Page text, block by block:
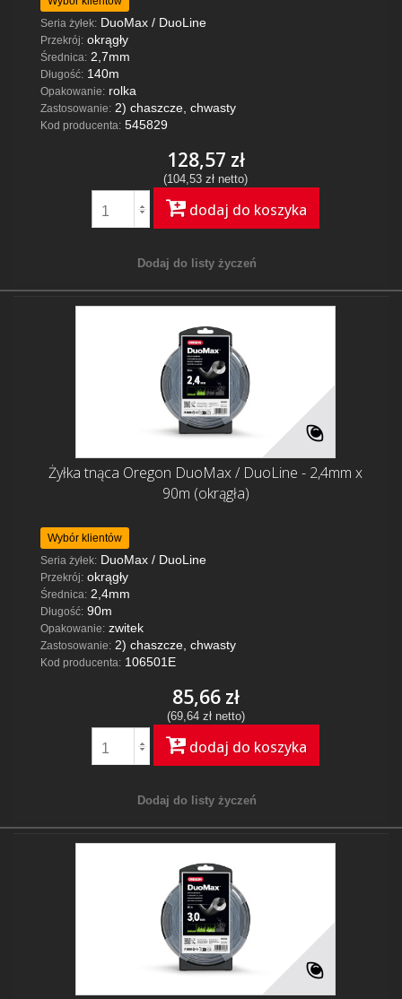
Seria żyłek: DuoMax / DuoLine
Przekrój: okrągły
Średnica: 2,7mm
Długość: 140m
Opakowanie: rolka
Zastosowanie: 2) chaszcze, chwasty
Kod producenta: 545829
128,57 zł
(104,53 zł netto)
dodaj do koszyka
Dodaj do listy życzeń
Żyłka tnąca Oregon DuoMax / DuoLine - 2,4mm x
90m (okrągła)
Wybór klientów
Seria żyłek: DuoMax / DuoLine
Przekrój: okrągły
Średnica: 2,4mm
Długość: 90m
Opakowanie: zwitek
Zastosowanie: 2) chaszcze, chwasty
Kod producenta: 106501E
85,66 zł
(69,64 zł netto)
dodaj do koszyka
Dodaj do listy życzeń